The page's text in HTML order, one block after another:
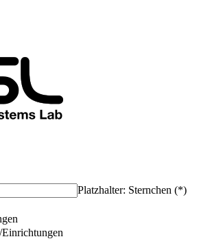
Platzhalter: Sternchen (*)